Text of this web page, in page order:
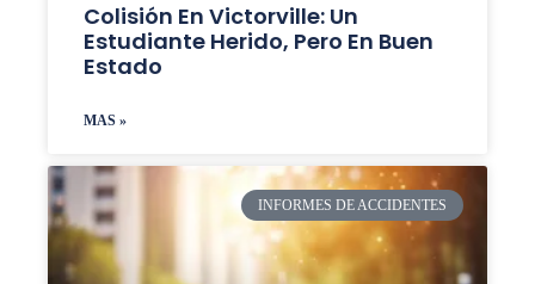
Colisión En Victorville: Un
Estudiante Herido, Pero En Buen
Estado
MAS »
INFORMES DE ACCIDENTES